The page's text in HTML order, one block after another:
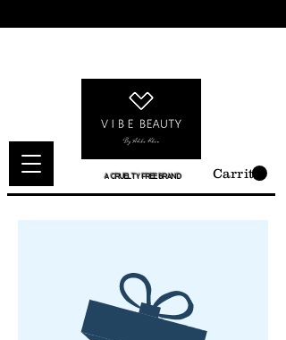
A CRUELTY FREE BRAND Carrito